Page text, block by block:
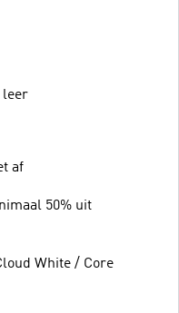
leer
af
50% uit
White / Core